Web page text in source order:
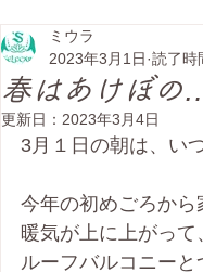
目黒コミュニティクラ
シニアのためのセルフ
シニアピラティス
春はあけぼ
ミウラ
2023年3月1日 読了時
更新日： 2023年3月4日
3月１日の朝は、い
今年の初めごろから
暖気が上に上がって
ルーフバルコニー